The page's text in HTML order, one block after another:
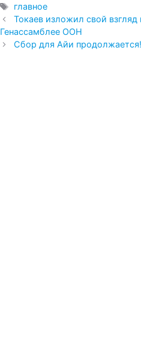
Метки
главное
Токаев изложил свой
Генассамблее ООН
Сбор для Айи продолжается!